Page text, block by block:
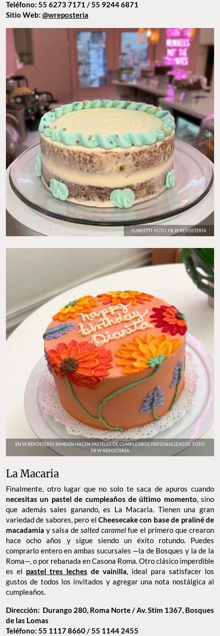
Teléfono: 55 6273 7171 / 55 9244 6871
Sitio Web: @wreposteria
FUNFETTI. FOTO: FB W REPOSTERÍA
EN W REPOSTERÍA TAMBIÉN HACEN PASTELES DE CUMPLEAÑOS PERSONALIZADOS. FOTO:
FB W REPOSTERÍA
La Macaria
Finalmente, otro lugar que no solo te saca de apuros cuando
necesitas un pastel de cumpleaños de último momento, sino
que además sales ganando, es La Macaria. Tienen una gran
variedad de sabores, pero el Cheesecake con base de praliné de
macadamia y salsa de salted caramelfue el primero que crearon
hace ocho años y sigue siendo un éxito rotundo. Puedes
comprarlo entero en ambas sucursales —la de Bosques y la de la
Roma—, o por rebanada en Casona Roma. Otro clásico imperdible
es el pastel tres leches de vainilla, ideal para satisfacer los
gustos de todos los invitados y agregar una nota nostálgica al
cumpleaños.
Dirección: Durango 280, Roma Norte / Av. Stim 1367, Bosques
de las Lomas
Teléfono: 55 1117 8660 / 55 1144 2455